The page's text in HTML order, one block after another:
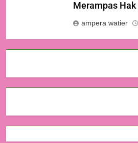
Merampas Hak
ampera watier